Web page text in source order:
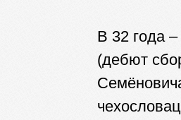
В 32 года
(дебют